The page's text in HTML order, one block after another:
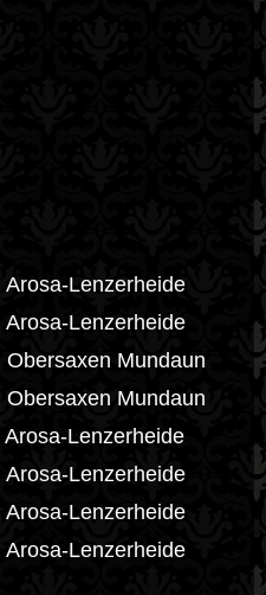
Lenzerheide
Lenzerheide
Mundaun
Mundaun
Lenzerheide
Lenzerheide
Lenzerheide
Lenzerheide